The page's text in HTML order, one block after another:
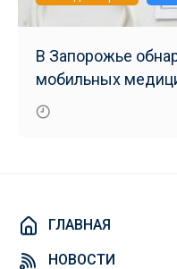
В Запорожье
мобильных
ГЛАВНАЯ
НОВОСТИ